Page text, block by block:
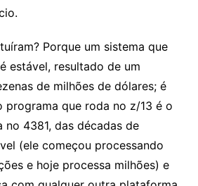
Porque um sistema que
estável, resultado de um
de milhões de dólares; é
programa que roda no z/13 é o
no 4381, das décadas de
(ele começou processando
e hoje processa milhões) e